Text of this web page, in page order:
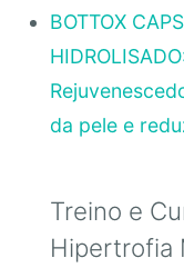
BOTTOX
da pele e
Treino e
Hipertrofia